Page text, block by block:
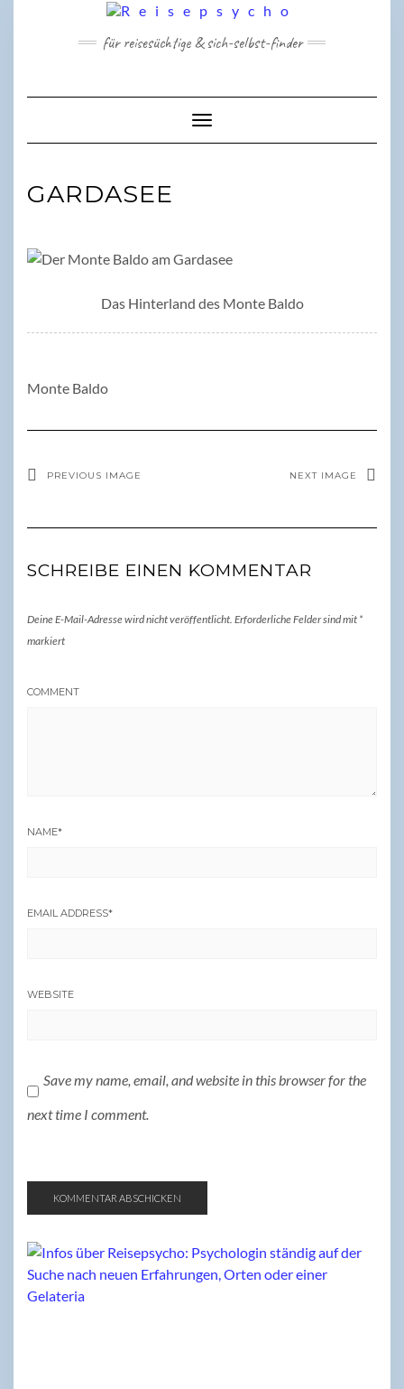
für reisesüchtige & sich-selbst-finder
Toggle Navigation
GARDASEE
Das Hinterland des Monte Baldo
Monte Baldo
PREVIOUS IMAGE NEXT IMAGE
SCHREIBE EINEN KOMMENTAR
Deine E-Mail-Adresse wird nicht veröffentlicht. Erforderliche Felder sind mit *
markiert
COMMENT
NAME*
EMAIL ADDRESS*
WEBSITE
Save my name, email, and website in this browser for the
next time I comment.